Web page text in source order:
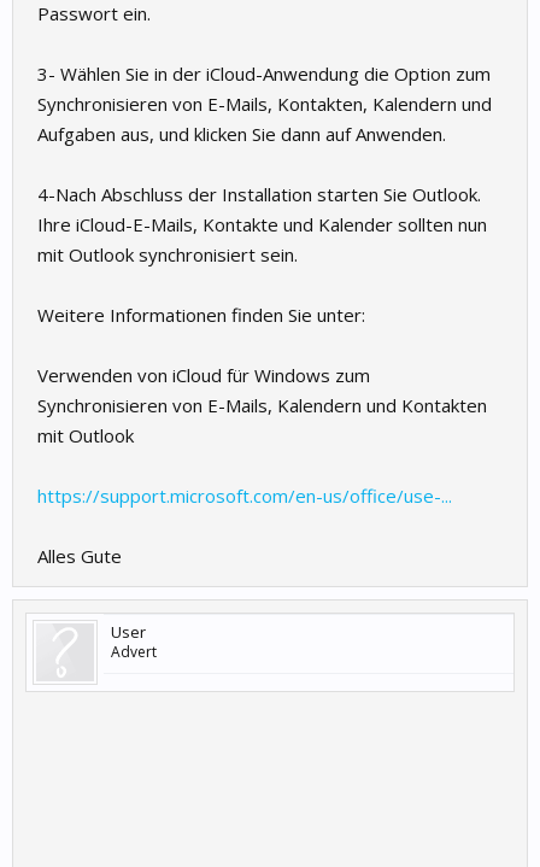
Passwort ein.
3- Wählen Sie in der iCloud-Anwendung die Option zum
Synchronisieren von E-Mails, Kontakten, Kalendern und
Aufgaben aus, und klicken Sie dann auf Anwenden.
4-Nach Abschluss der Installation starten Sie Outlook.
Ihre iCloud-E-Mails, Kontakte und Kalender sollten nun
mit Outlook synchronisiert sein.
Weitere Informationen finden Sie unter:
Verwenden von iCloud für Windows zum
Synchronisieren von E-Mails, Kalendern und Kontakten
mit Outlook
https://support.microsoft.com/en-us/office/use-...
Alles Gute
User
Advert